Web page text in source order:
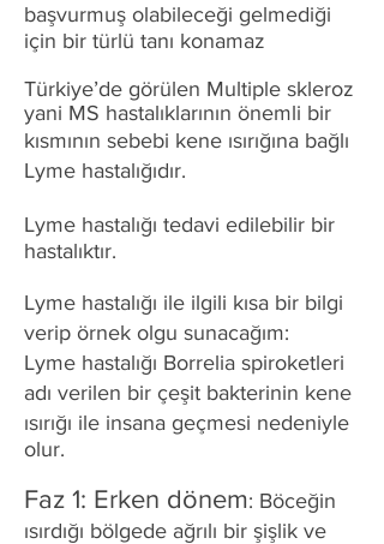
başvurmuş olabileceği gelmediği
için bir türlü tanı konamaz
Türkiye’de görülen Multiple skleroz
yani MS hastalıklarının önemli bir
kısmının sebebi kene ısırığına bağlı
Lyme hastalığıdır.
Lyme hastalığı tedavi edilebilir bir
hastalıktır.
Lyme hastalığı ile ilgili kısa bir bilgi
verip örnek olgu sunacağım:
Lyme hastalığı Borrelia spiroketleri
adı verilen bir çeşit bakterinin kene
ısırığı ile insana geçmesi nedeniyle
olur.
Faz 1: Erken dönem: Böceğin
ısırdığı bölgede ağrılı bir şişlik ve